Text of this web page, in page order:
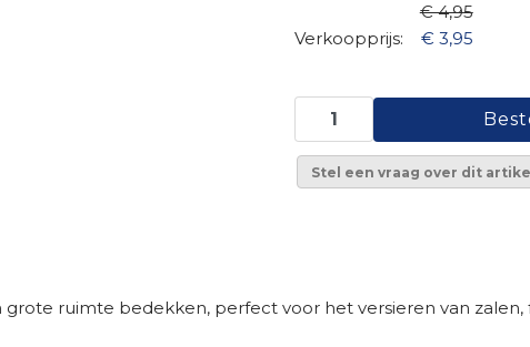
€ 4,95
Verkoopprijs:
€ 3,95
Stel een vraag over dit artikel
grote ruimte bedekken, perfect voor het versieren van